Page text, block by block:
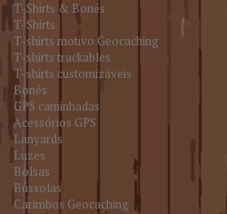
T-Shirts & Bonés
T-Shirts
T-shirts motivo Geocaching
T-shirts trackables
T-shirts customizáveis
Bonés
GPS caminhadas
Acessórios GPS
Lanyards
Luzes
Bolsas
Bússolas
Carimbos Geocaching